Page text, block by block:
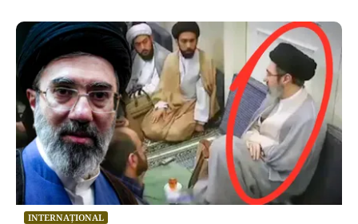
INTERNAȚIONAL